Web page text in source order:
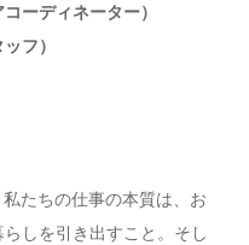
ーディネーター）
フ）
たちの仕事の本質は、お
しを引き出すこと。そし